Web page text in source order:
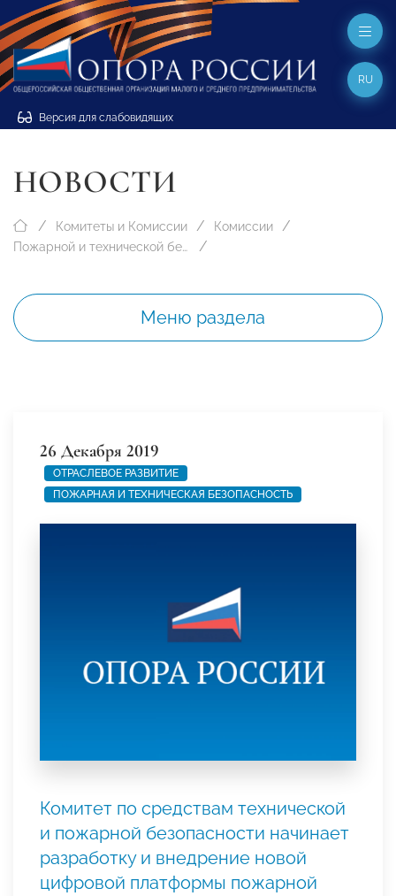
Версия для слабовидящих
RU
НОВОСТИ
Комитеты и Комиссии
Комиссии
Пожарной и технической безопасности
Меню раздела
26 Декабря 2019
ОТРАСЛЕВОЕ РАЗВИТИЕ
ПОЖАРНАЯ И ТЕХНИЧЕСКАЯ БЕЗОПАСНОСТЬ
Комитет по средствам технической
и пожарной безопасности начинает
разработку и внедрение новой
цифровой платформы пожарной